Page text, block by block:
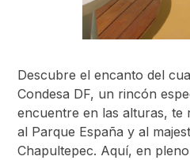
Descubre el encanto del
Condesa DF, un rincón
encuentre en las alturas, te
al Parque España y al
Chapultepec. Aquí, en